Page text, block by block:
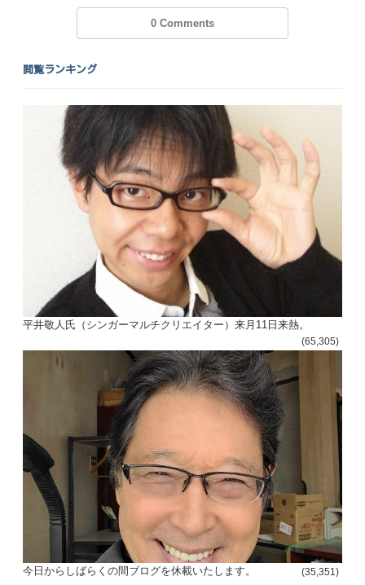
0 Comments
閲覧ランキング
平井敬人氏（シンガーマルチクリエイター）来月11日来熱。
(65,305)
今日からしばらくの間ブログを休載いたします。 (35,351)